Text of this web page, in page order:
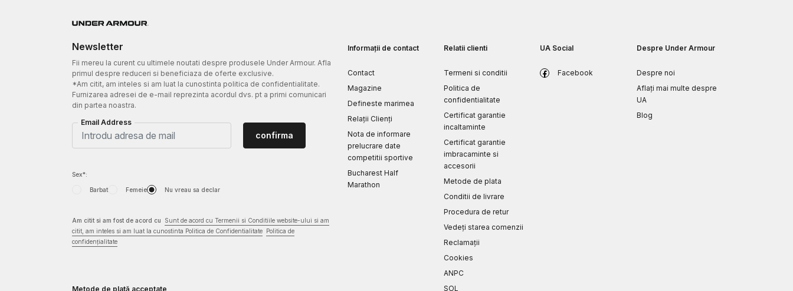
Newsletter
Fii mereu la curent cu ultimele noutati despre produsele Under Armour. Afla
primul despre reduceri si beneficiaza de oferte exclusive.
*Am citit, am inteles si am luat la cunostinta politica de confidentialitate.
Furnizarea adresei de e-mail reprezinta acordul dvs. pt a primi comunicari
din partea noastra.
Email Address
Sex*:
Barbat Femeie Nu vreau sa declar
confirma
Am citit si am fost de acord cu
Sunt de acord cu Termenii si Conditiile website-ului si am
citit, am inteles si am luat la cunostinta Politica de Confidentialitate
Politica de
confidențialitate
Metode de plată acceptate
Informații de contact
Contact
Magazine
Defineste marimea
Relații Clienți
Nota de informare
prelucrare date
competitii sportive
Bucharest Half
Marathon
Relatii clienti
Termeni si conditii
Politica de
confidentialitate
Certificat garantie
incaltaminte
Certificat garantie
imbracaminte si
accesorii
Metode de plata
Conditii de livrare
Procedura de retur
Vedeți starea comenzii
Reclamaţii
Cookies
ANPC
SOL
UA Social
Facebook
Despre Under Armour
Despre noi
Aflați mai multe despre
UA
Blog